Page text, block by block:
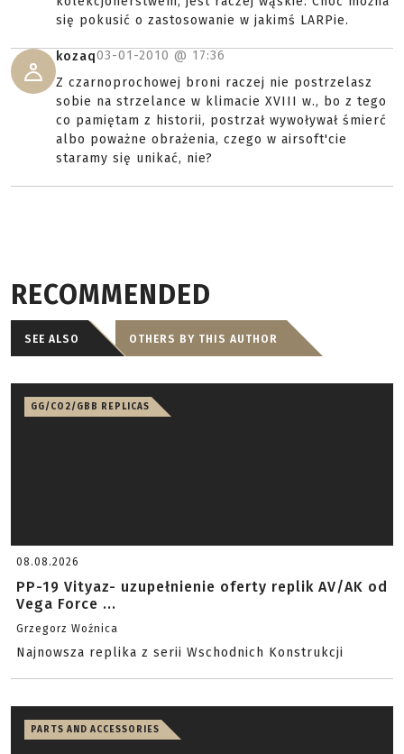
się pokusić o zastosowanie w jakimś LARPie.
kozaq03-01-2010 @ 17:36
Z czarnoprochowej broni raczej nie postrzelasz
sobie na strzelance w klimacie XVIII w., bo z tego
co pamiętam z historii, postrzał wywoływał śmierć
albo poważne obrażenia, czego w airsoft'cie
staramy się unikać, nie?
RECOMMENDED
SEE ALSO OTHERS BY THIS AUTHOR
GG/CO2/GBB REPLICAS
08.08.2026
PP-19 Vityaz- uzupełnienie oferty replik AV/AK od
Vega Force ...
Grzegorz Woźnica
Najnowsza replika z serii Wschodnich Konstrukcji
PARTS AND ACCESSORIES